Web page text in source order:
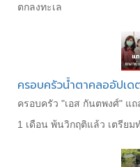
ตกลงทะเล
ครอบครัวน้ำตาคลออัปเ
ครอบครัว "เอส กันตพงศ์" แ
1 เดือน พ้นวิกฤติแล้ว เตรีย